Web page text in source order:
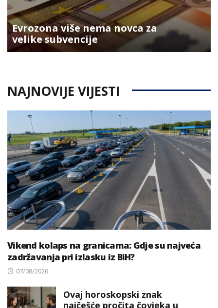
Evrozona više nema novca za
velike subvencije
NAJNOVIJE VIJESTI
Vikend kolaps na granicama: Gdje su najveća
zadržavanja pri izlasku iz BiH?
Posted
07/08/2026
Ovaj horoskopski znak
najčešće pročita čovjeka u